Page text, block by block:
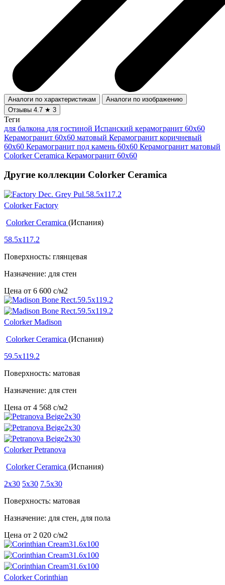
Аналоги по характеристикам
Аналоги по изображению
Отзывы 4.7 ★ 3
Теги
для балкона для гостиной Испанский керамогранит 60x60
Керамогранит 60x60 матовый Керамогранит коричневый
60x60 Керамогранит под камень 60x60 Керамогранит матовый
Colorker Ceramica Керамогранит 60x60
Другие коллекции Colorker Ceramica
Colorker Factory
Colorker Ceramica (Испания)
58.5x117.2
Поверхность: глянцевая
Назначение: для стен
Цена от 6 600 c/м2
Colorker Madison
Colorker Ceramica (Испания)
59.5x119.2
Поверхность: матовая
Назначение: для стен
Цена от 4 568 c/м2
Colorker Petranova
Colorker Ceramica (Испания)
2x30 5x30 7.5x30
Поверхность: матовая
Назначение: для стен, для пола
Цена от 2 020 c/м2
Colorker Corinthian